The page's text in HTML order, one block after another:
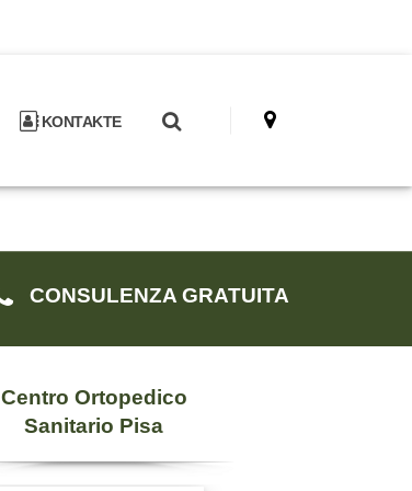
KONTAKTE
CONSULENZA GRATUITA
Centro Ortopedico
Sanitario Pisa